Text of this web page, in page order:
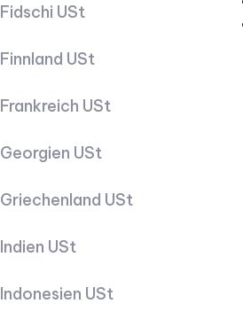
Fidschi USt
Finnland USt
Frankreich USt
Georgien USt
Griechenland USt
Indien USt
Indonesien USt